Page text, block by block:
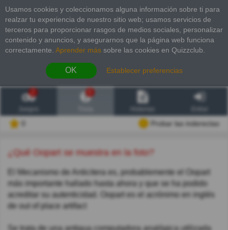
Usamos cookies y coleccionamos alguna información sobre ti para
realzar tu experiencia de nuestro sitio web; usamos servicios de
terceros para proporcionar rasgos de medios sociales, personalizar
contenido y anuncios, y asegurarnos que la página web funciona
correctamente. Aprender más sobre las cookies en Quizzclub.
OK Establecer preferencias
2
Probar las inderectas
¿Qué Oopart se muestra en la foto?
El Mecanismo de Anticitera es, probablemente el Oopart
más importante hallado hasta ahora y que se ha podido
acreditar su autenticidad. Oopart es el acrónimo en inglés
de out of place artifact
Se trata de una antigua computadora analógica utilizada